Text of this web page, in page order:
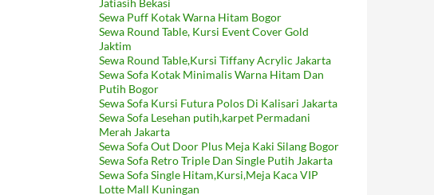
Jatiasih Bekasi
Sewa Puff Kotak Warna Hitam Bogor
Sewa Round Table, Kursi Event Cover Gold
Jaktim
Sewa Round Table,Kursi Tiffany Acrylic Jakarta
Sewa Sofa Kotak Minimalis Warna Hitam Dan
Putih Bogor
Sewa Sofa Kursi Futura Polos Di Kalisari Jakarta
Sewa Sofa Lesehan putih,karpet Permadani
Merah Jakarta
Sewa Sofa Out Door Plus Meja Kaki Silang Bogor
Sewa Sofa Retro Triple Dan Single Putih Jakarta
Sewa Sofa Single Hitam,Kursi,Meja Kaca VIP
Lotte Mall Kuningan